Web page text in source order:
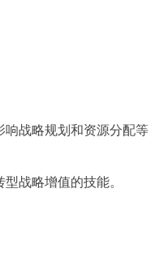
战略规划和资源分配等
战略增值的技能。